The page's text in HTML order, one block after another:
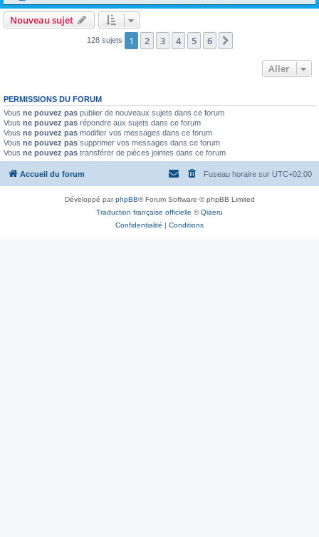
Nouveau sujet
128 sujets 1 2 3 4 5 6
Aller
PERMISSIONS DU FORUM
Vous ne pouvez pas publier de nouveaux sujets dans ce forum
Vous ne pouvez pas répondre aux sujets dans ce forum
Vous ne pouvez pas modifier vos messages dans ce forum
Vous ne pouvez pas supprimer vos messages dans ce forum
Vous ne pouvez pas transférer de pièces jointes dans ce forum
Accueil du forum Fuseau horaire sur UTC+02:00
Développé parphpBB® Forum Software © phpBB Limited
Traduction française officielle ©Qiaeru
Confidentialité | Conditions